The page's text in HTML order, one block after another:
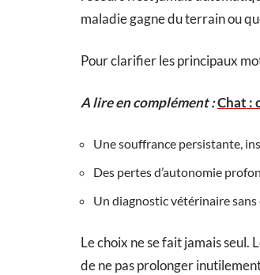
maladie gagne du terrain ou
Pour clarifier les principaux
A lire en complément :Chat :
Une souffrance persistante,
Des pertes d’autonomie
Un diagnostic vétérinaire sans
Le choix ne se fait jamais seul.
de ne pas prolonger